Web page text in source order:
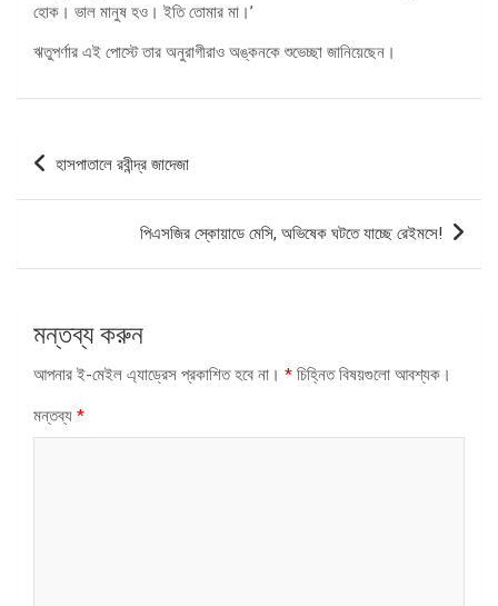
হোক। ভাল মানুষ হও। ইতি তোমার মা।’
ঋতুপর্ণার এই পোস্টে তার অনুরাগীরাও অঙ্কনকে শুভেচ্ছা জানিয়েছেন।
পোস্ট
হাসপাতালে রবীন্দ্র জাদেজা
পিএসজির স্কোয়াডে মেসি, অভিষেক ঘটতে যাচ্ছে রেইমসে!
মন্তব্য করুন
আপনার ই-মেইল এ্যাড্রেস প্রকাশিত হবে না। * চিহ্নিত বিষয়গুলো আবশ্যক।
মন্তব্য *